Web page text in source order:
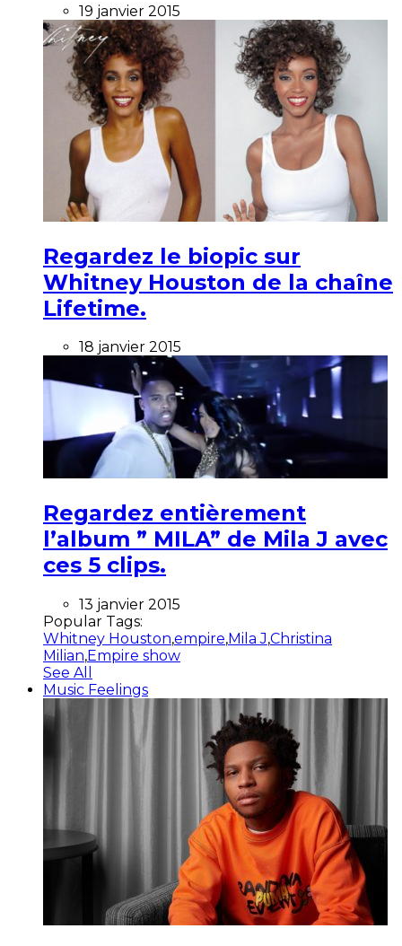
19 janvier 2015
Regardez le biopic sur
Whitney Houston de la chaîne
Lifetime.
18 janvier 2015
Regardez entièrement
l’album ” MILA” de Mila J avec
ces 5 clips.
13 janvier 2015
Popular Tags:
Whitney Houston,empire,Mila J,Christina
Milian,Empire show
See All
Music Feelings